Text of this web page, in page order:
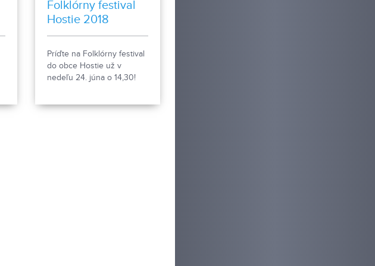
Folklórny festival
Hostie 2018
Príďte na Folklórny festival
do obce Hostie už v
nedeľu 24. júna o 14,30!